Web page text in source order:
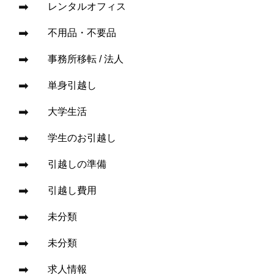
レンタルオフィス
不用品・不要品
事務所移転 / 法人
単身引越し
大学生活
学生のお引越し
引越しの準備
引越し費用
未分類
未分類
求人情報